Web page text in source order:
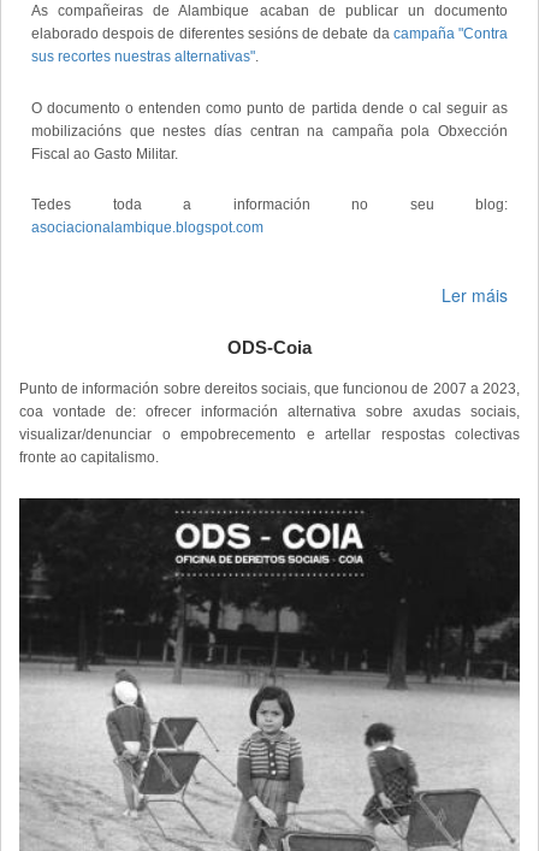
As compañeiras de Alambique acaban de publicar un documento
elaborado despois de diferentes sesións de debate da campaña "Contra
sus recortes nuestras alternativas".
O documento o entenden como punto de partida dende o cal seguir as
mobilizacións que nestes días centran na campaña pola Obxección
Fiscal ao Gasto Militar.
Tedes toda a información no seu blog:
asociacionalambique.blogspot.com
Ler máis
ODS-Coia
Punto de información sobre dereitos sociais, que funcionou de 2007 a 2023,
coa vontade de: ofrecer información alternativa sobre axudas sociais,
visualizar/denunciar o empobrecemento e artellar respostas colectivas
fronte ao capitalismo.